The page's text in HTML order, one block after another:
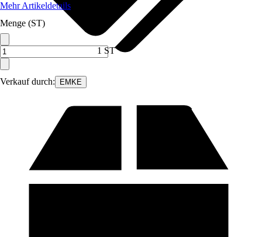
Verkauf durch: EMKE
Mehr Artikeldetails
Menge (ST)
1 ST